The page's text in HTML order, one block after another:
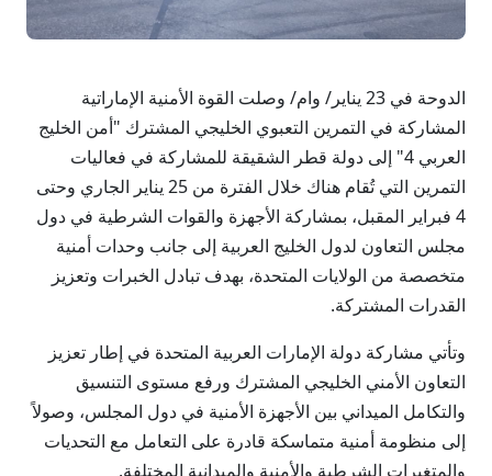
الدوحة في 23 يناير/ وام/ وصلت القوة الأمنية الإماراتية
المشاركة في التمرين التعبوي الخليجي المشترك "أمن الخليج
العربي 4" إلى دولة قطر الشقيقة للمشاركة في فعاليات
التمرين التي تُقام هناك خلال الفترة من 25 يناير الجاري وحتى
4 فبراير المقبل، بمشاركة الأجهزة والقوات الشرطية في دول
مجلس التعاون لدول الخليج العربية إلى جانب وحدات أمنية
متخصصة من الولايات المتحدة، بهدف تبادل الخبرات وتعزيز
القدرات المشتركة.
وتأتي مشاركة دولة الإمارات العربية المتحدة في إطار تعزيز
التعاون الأمني الخليجي المشترك ورفع مستوى التنسيق
والتكامل الميداني بين الأجهزة الأمنية في دول المجلس، وصولاً
إلى منظومة أمنية متماسكة قادرة على التعامل مع التحديات
والمتغيرات الشرطية والأمنية والميدانية المختلفة.